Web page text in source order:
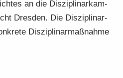
an die Dis­zi­pli­nar­kam­
Dres­den. Die Dis­zi­pli­nar­
Dis­zi­pli­nar­maß­nah­me